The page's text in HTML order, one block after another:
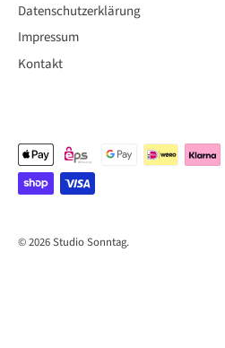
Datenschutzerklärung
Impressum
Kontakt
© 2026Studio Sonntag.